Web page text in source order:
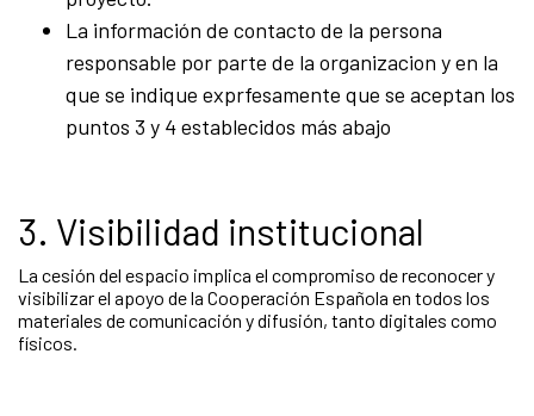
La información de contacto de la persona
responsable por parte de la organizacion y en la
que se indique exprfesamente que se aceptan los
puntos 3 y 4 establecidos más abajo
3. Visibilidad institucional
La cesión del espacio implica el compromiso de reconocer y
visibilizar el apoyo de la Cooperación Española en todos los
materiales de comunicación y difusión, tanto digitales como
físicos.